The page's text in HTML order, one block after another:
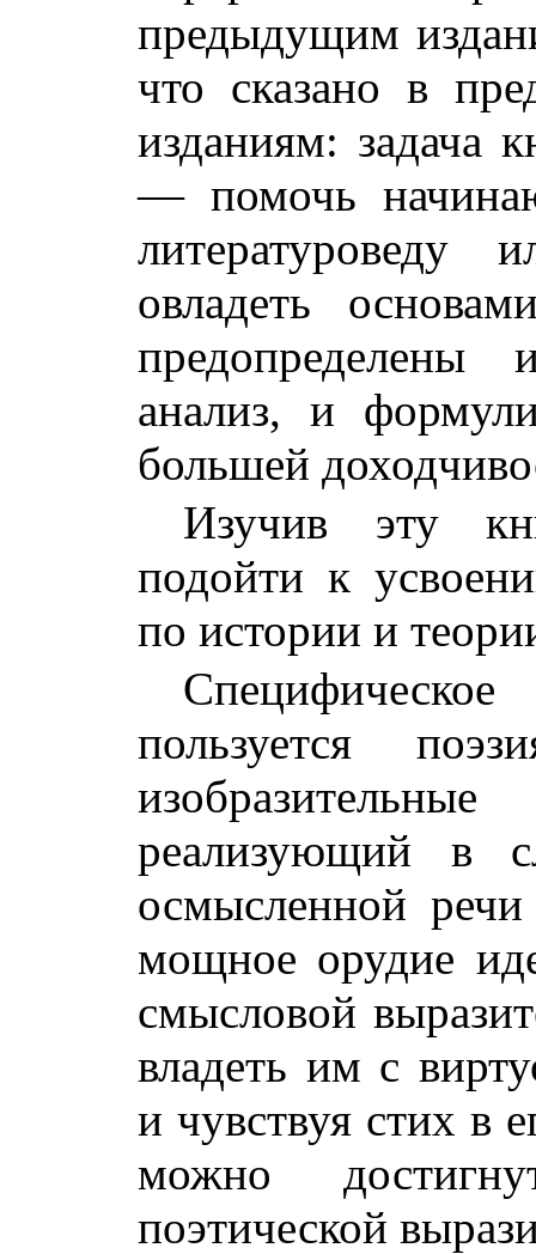
предыдущим
что сказано в
изданиям: задача
— помочь
литературоведу
овладеть
анализ, и
большей
Изучив эту
подойти к
по истории и
пользуется
реализующий в
осмысленной
мощное орудие
смысловой
владеть им с
и чувствуя стих в
можно
поэтической